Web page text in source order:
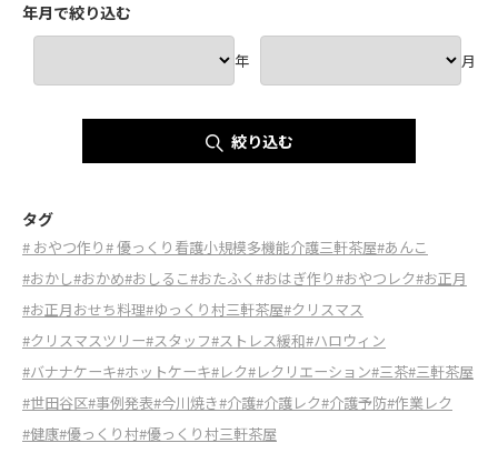
年月で絞り込む
年 月
絞り込む
タグ
# おやつ作り# 優っくり看護小規模多機能介護三軒茶屋#あんこ
#おかし#おかめ#おしるこ#おたふく #おはぎ作り#おやつレク#お正月
#お正月おせち料理#ゆっくり村三軒茶屋#クリスマス
#クリスマスツリー#スタッフ#ストレス緩和#ハロウィン
#バナナケーキ#ホットケーキ#レク#レクリエーション#三茶#三軒茶屋
#世田谷区#事例発表#今川焼き#介護#介護レク#介護予防#作業レク
#健康#優っくり村#優っくり村三軒茶屋